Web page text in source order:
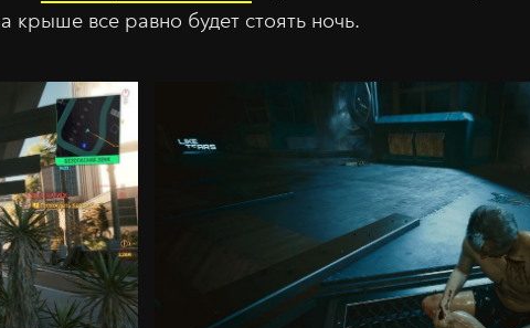
крыше все равно будет стоять ночь.